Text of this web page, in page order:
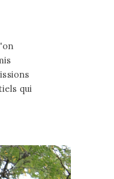
qui